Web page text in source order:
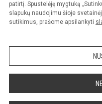
patirtį. Spustelėję mygtuką
slapukų naudojimu šioje
sutikimus, prašome apsilankyti
Prieinamumo
Sumanus būdas atnaujinti